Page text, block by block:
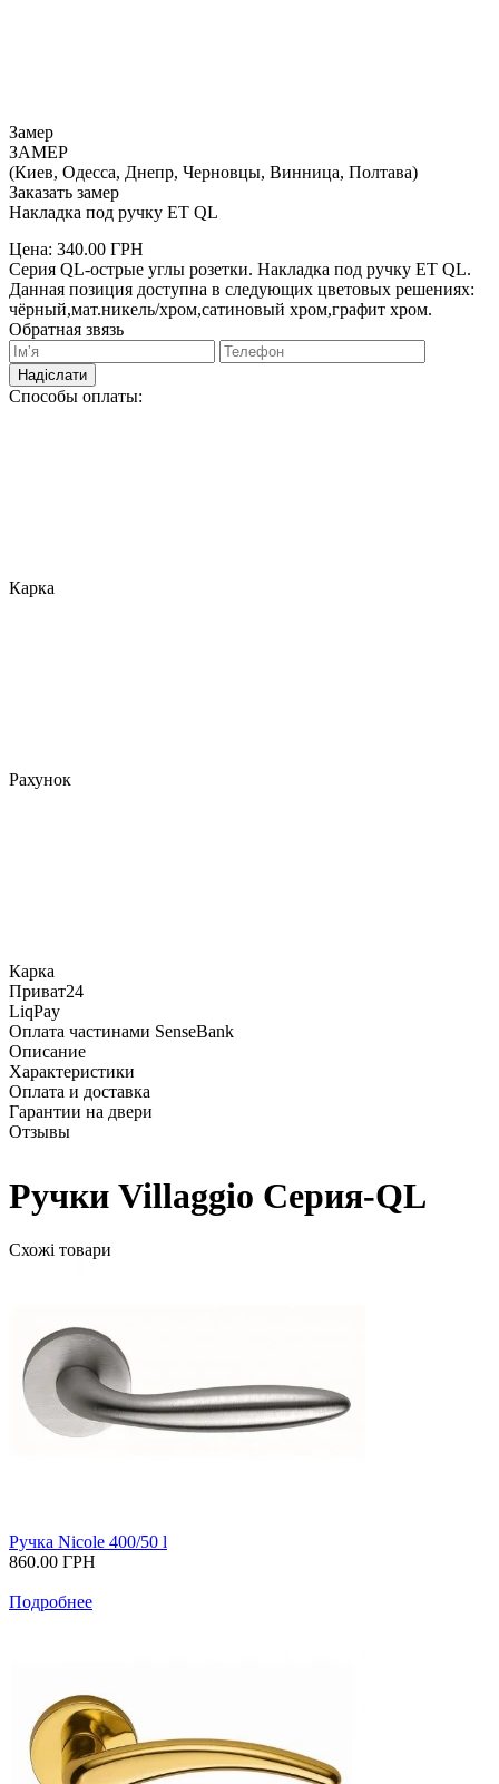
Замер
ЗАМЕР
(Киев, Одесса, Днепр, Черновцы, Винница, Полтава)
Заказать замер
Накладка под ручку ET QL
Цена: 340.00 ГРН
Серия QL-острые углы розетки. Накладка под ручку ET QL.
Данная позиция доступна в следующих цветовых решениях:
чёрный,мат.никель/хром,сатиновый хром,графит хром.
Обратная звязь
Надіслати
Способы оплаты:
Карка
Рахунок
Карка
Приват24
LiqPay
Оплата частинами SenseBank
Описание
Характеристики
Оплата и доставка
Гарантии на двери
Отзывы
Ручки Villaggio Серия-QL
Схожі товари
Ручка Nicole 400/50 l
860.00 ГРН
Подробнее